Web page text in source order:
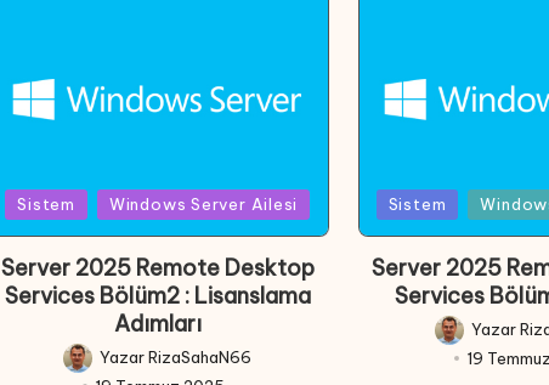
Posted
in
Sistem Windows Server Ailesi
Server 2025 Remote Desktop
Services Bölüm2 : Lisanslama
Adımları
Posted
YazarRizaSahaN66
Posted
in
Sistem
Server 2025
Services
Posted
Yazar
19